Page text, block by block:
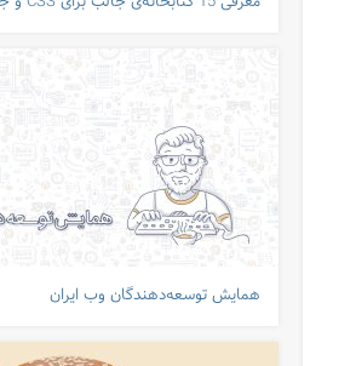
همایش توسعه‌دهندگان وب ایران